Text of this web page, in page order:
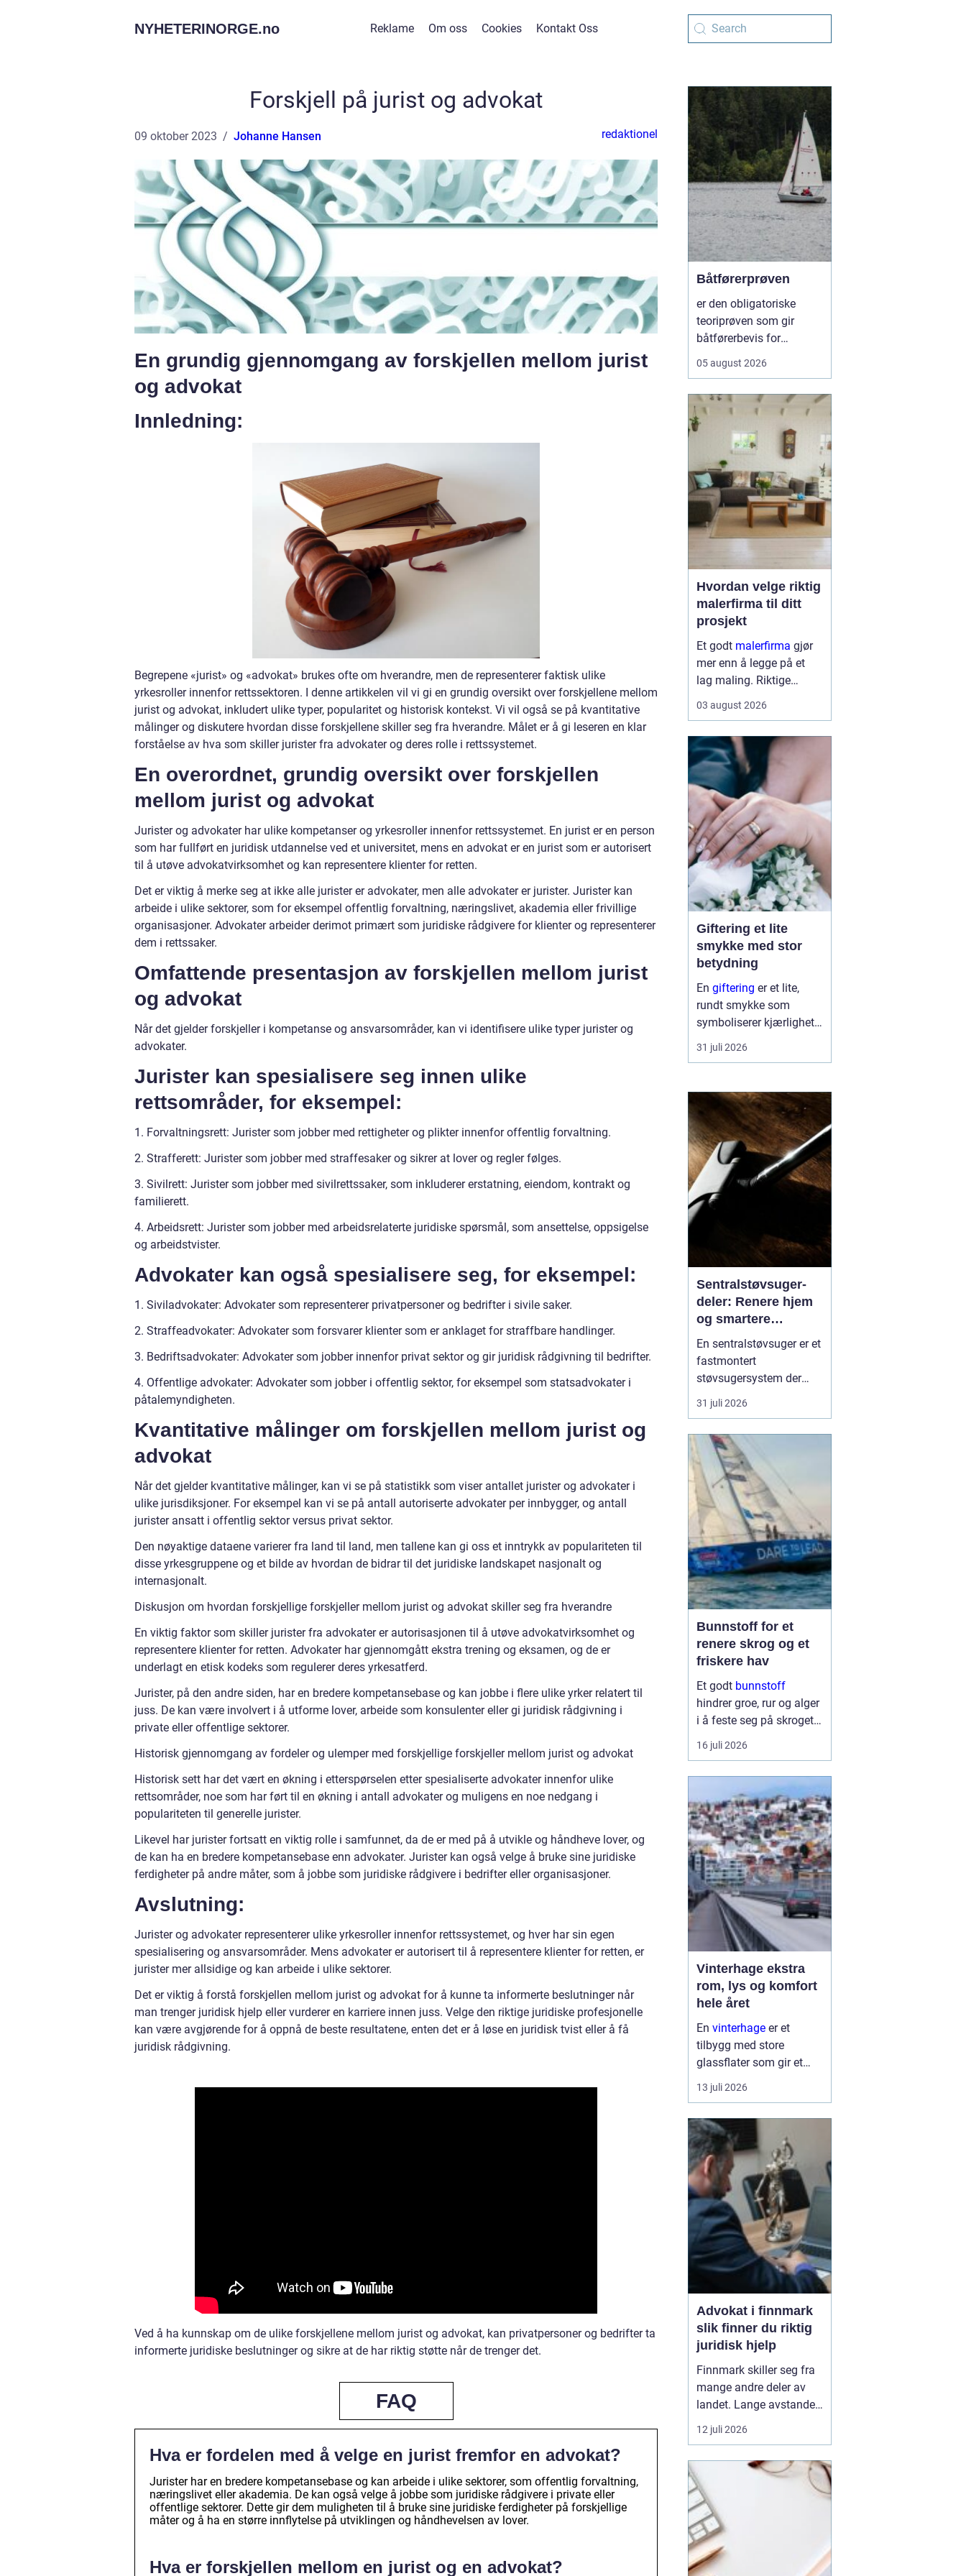
NYHETERINORGE.no Reklame Om oss Cookies Kontakt Oss
Forskjell på jurist og advokat
09 oktober 2023 Johanne Hansen redaktionel
En grundig gjennomgang av forskjellen mellom jurist
og advokat
Innledning:
Begrepene «jurist» og «advokat» brukes ofte om hverandre, men de representerer faktisk ulike
yrkesroller innenfor rettssektoren. I denne artikkelen vil vi gi en grundig oversikt over forskjellene mellom
jurist og advokat, inkludert ulike typer, popularitet og historisk kontekst. Vi vil også se på kvantitative
målinger og diskutere hvordan disse forskjellene skiller seg fra hverandre. Målet er å gi leseren en klar
forståelse av hva som skiller jurister fra advokater og deres rolle i rettssystemet.
En overordnet, grundig oversikt over forskjellen
mellom jurist og advokat
Jurister og advokater har ulike kompetanser og yrkesroller innenfor rettssystemet. En jurist er en person
som har fullført en juridisk utdannelse ved et universitet, mens en advokat er en jurist som er autorisert
til å utøve advokatvirksomhet og kan representere klienter for retten.
Det er viktig å merke seg at ikke alle jurister er advokater, men alle advokater er jurister. Jurister kan
arbeide i ulike sektorer, som for eksempel offentlig forvaltning, næringslivet, akademia eller frivillige
organisasjoner. Advokater arbeider derimot primært som juridiske rådgivere for klienter og representerer
dem i rettssaker.
Omfattende presentasjon av forskjellen mellom jurist
og advokat
Når det gjelder forskjeller i kompetanse og ansvarsområder, kan vi identifisere ulike typer jurister og
advokater.
Jurister kan spesialisere seg innen ulike
rettsområder, for eksempel:
1. Forvaltningsrett: Jurister som jobber med rettigheter og plikter innenfor offentlig forvaltning.
2. Strafferett: Jurister som jobber med straffesaker og sikrer at lover og regler følges.
3. Sivilrett: Jurister som jobber med sivilrettssaker, som inkluderer erstatning, eiendom, kontrakt og
familierett.
4. Arbeidsrett: Jurister som jobber med arbeidsrelaterte juridiske spørsmål, som ansettelse, oppsigelse
og arbeidstvister.
Advokater kan også spesialisere seg, for eksempel:
1. Siviladvokater: Advokater som representerer privatpersoner og bedrifter i sivile saker.
2. Straffeadvokater: Advokater som forsvarer klienter som er anklaget for straffbare handlinger.
3. Bedriftsadvokater: Advokater som jobber innenfor privat sektor og gir juridisk rådgivning til bedrifter.
4. Offentlige advokater: Advokater som jobber i offentlig sektor, for eksempel som statsadvokater i
påtalemyndigheten.
Kvantitative målinger om forskjellen mellom jurist og
advokat
Når det gjelder kvantitative målinger, kan vi se på statistikk som viser antallet jurister og advokater i
ulike jurisdiksjoner. For eksempel kan vi se på antall autoriserte advokater per innbygger, og antall
jurister ansatt i offentlig sektor versus privat sektor.
Den nøyaktige dataene varierer fra land til land, men tallene kan gi oss et inntrykk av populariteten til
disse yrkesgruppene og et bilde av hvordan de bidrar til det juridiske landskapet nasjonalt og
internasjonalt.
Diskusjon om hvordan forskjellige forskjeller mellom jurist og advokat skiller seg fra hverandre
En viktig faktor som skiller jurister fra advokater er autorisasjonen til å utøve advokatvirksomhet og
representere klienter for retten. Advokater har gjennomgått ekstra trening og eksamen, og de er
underlagt en etisk kodeks som regulerer deres yrkesatferd.
Jurister, på den andre siden, har en bredere kompetansebase og kan jobbe i flere ulike yrker relatert til
juss. De kan være involvert i å utforme lover, arbeide som konsulenter eller gi juridisk rådgivning i
private eller offentlige sektorer.
Historisk gjennomgang av fordeler og ulemper med forskjellige forskjeller mellom jurist og advokat
Historisk sett har det vært en økning i etterspørselen etter spesialiserte advokater innenfor ulike
rettsområder, noe som har ført til en økning i antall advokater og muligens en noe nedgang i
populariteten til generelle jurister.
Likevel har jurister fortsatt en viktig rolle i samfunnet, da de er med på å utvikle og håndheve lover, og
de kan ha en bredere kompetansebase enn advokater. Jurister kan også velge å bruke sine juridiske
ferdigheter på andre måter, som å jobbe som juridiske rådgivere i bedrifter eller organisasjoner.
Avslutning:
Jurister og advokater representerer ulike yrkesroller innenfor rettssystemet, og hver har sin egen
spesialisering og ansvarsområder. Mens advokater er autorisert til å representere klienter for retten, er
jurister mer allsidige og kan arbeide i ulike sektorer.
Det er viktig å forstå forskjellen mellom jurist og advokat for å kunne ta informerte beslutninger når
man trenger juridisk hjelp eller vurderer en karriere innen juss. Velge den riktige juridiske profesjonelle
kan være avgjørende for å oppnå de beste resultatene, enten det er å løse en juridisk tvist eller å få
juridisk rådgivning.
Ved å ha kunnskap om de ulike forskjellene mellom jurist og advokat, kan privatpersoner og bedrifter ta
informerte juridiske beslutninger og sikre at de har riktig støtte når de trenger det.
FAQ
Hva er fordelen med å velge en jurist fremfor en advokat?
Jurister har en bredere kompetansebase og kan arbeide i ulike sektorer, som offentlig forvaltning,
næringslivet eller akademia. De kan også velge å jobbe som juridiske rådgivere i private eller
offentlige sektorer. Dette gir dem muligheten til å bruke sine juridiske ferdigheter på forskjellige
måter og å ha en større innflytelse på utviklingen og håndhevelsen av lover.
Hva er forskjellen mellom en jurist og en advokat?
Båtførerprøven
er den obligatoriske
teoriprøven som gir
båtførerbevis for
dokumenterer at føreren
sjøvett, navigasjon, lover
og regler, samt sikkerhet
om bord. For alle som vil
bruke motorbåt lovlig og
trygt, er dette et...
05 august 2026
Hvordan velge riktig
malerfirma til ditt
prosjekt
Et godt malerfirma gjør
mer enn å legge på et
lag maling. Riktige
levetiden på bygget,
og spare både tid og
penger. Samtidig kan feil
valg gi ekstra
kostnader,...
03 august 2026
Giftering et lite
smykke med stor
betydning
En giftering er et lite,
rundt smykke som
symboliserer kjærlighet,
troskap og felles
framtid. Ringen bæres
og blir en synlig
påminnelse om løftet to
mennesker ...
31 juli 2026
Sentralstøvsuger-
deler: Renere hjem
og smartere
rengjøring
En sentralstøvsuger er et
fastmontert
støvsugersystem der
motor og beholder står i
bod, garasje eller teknisk
sugekontakter finnes i
veggene rundt i boligen.
Du kobler bare slangen
til en kontakt, og støvet
transp...
31 juli 2026
Bunnstoff for et
renere skrog og et
friskere hav
Et godt bunnstoff
hindrer groe, rur og alger
i å feste seg på skroget.
Dermed holder båten
bedre fart, bruker mindre
mindre vedlikehold på
land. Samtidig begynner
flere båteiere ...
16 juli 2026
Vinterhage ekstra
rom, lys og komfort
hele året
En vinterhage er et
tilbygg med store
glassflater som gir et
lyst og lunt oppholdsrom
nær hagen, også når
fungere som en ekstra
stue, spiseplass eller
stille son...
13 juli 2026
Advokat i finnmark
slik finner du riktig
juridisk hjelp
Finnmark skiller seg fra
mange andre deler av
landet. Lange avstander,
små lokalsamfunn, sterk
tilknytning til natur og
rettigheter gjør at mange
juridiske spørsmål får en
ekstra dimensjon. Når en
privatperson eller en
bedrift i...
12 juli 2026